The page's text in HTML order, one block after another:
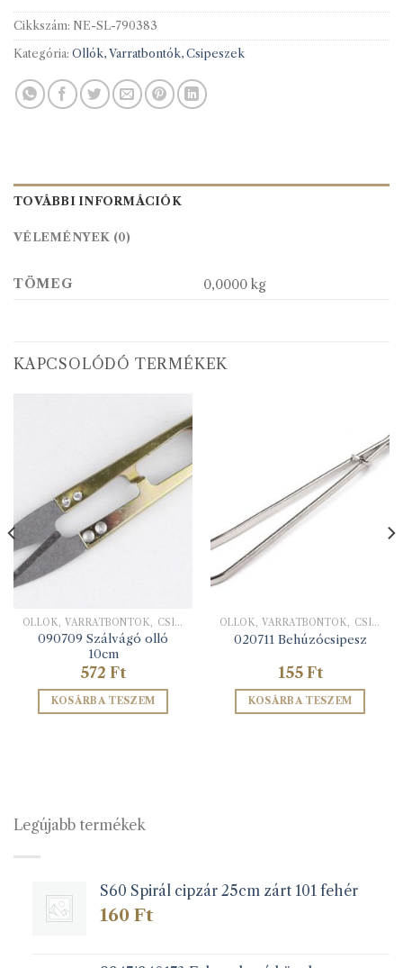
Cikkszám: NE-SL-790383
Kategória: Ollók, Varratbontók, Csipeszek
TOVÁBBI INFORMÁCIÓK
VÉLEMÉNYEK (0)
TÖMEG 0,0000 kg
KAPCSOLÓDÓ TERMÉKEK
OLLÓK, VARRATBONTÓK, CSIPESZEK
090709 Szálvágó olló
10cm
572 Ft
KOSÁRBA TESZEM
OLLÓK, VARRATBONTÓK, CSIPESZEK
020711 Behúzócsipesz
155 Ft
KOSÁRBA TESZEM
Legújabb termékek
S60 Spirál cipzár 25cm zárt 101 fehér
160 Ft